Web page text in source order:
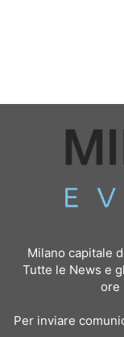
Milano capitale
Tutte le News e
ore
Per inviare